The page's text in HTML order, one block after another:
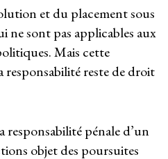
et du placement sous
ne sont pas applicables aux
Mais cette
responsabilité reste de droit
responsabilité pénale d’un
objet des poursuites